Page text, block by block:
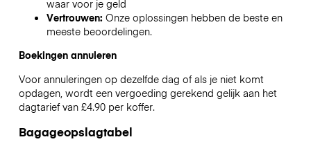
waar voor je geld
Vertrouwen: Onze oplossingen hebben de beste en
meeste beoordelingen.
Boekingen annuleren
Voor annuleringen op dezelfde dag of als je niet komt
opdagen, wordt een vergoeding gerekend gelijk aan het
dagtarief van £4.90 per koffer.
Bagageopslagtabel